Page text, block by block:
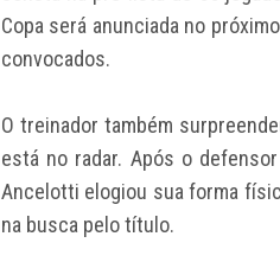
Copa será anunciada no
convocados.
O treinador também
está no radar. Após o
Ancelotti elogiou sua forma
na busca pelo título.